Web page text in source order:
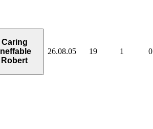
Caring
Ineffable
Robert
26.08.05 19 1 0